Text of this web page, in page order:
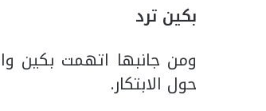
بكين ترد
ومن جانبها اتهمت بكين
حول الابتكار.